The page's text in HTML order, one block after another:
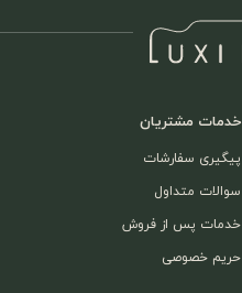
خدمات مشتریان
پیگیری سفارشات
سوالات متداول
خدمات پس از فروش
حریم خصوصی